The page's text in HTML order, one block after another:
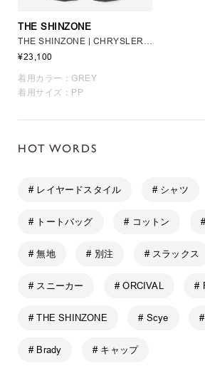
THE SHINZONE
THE SHINZONE | CHRYSLER PANTS WOMEN
¥23,100
着用カラー：GREY
着用サイズ：PP
HOT WORDS
# レイヤードスタイル # シャツ
# トートバッグ # コットン
# 無地 # 別注 # スラックス
# スニーカー # ORCIVAL #
# THE SHINZONE # Scye
# Brady # キャップ